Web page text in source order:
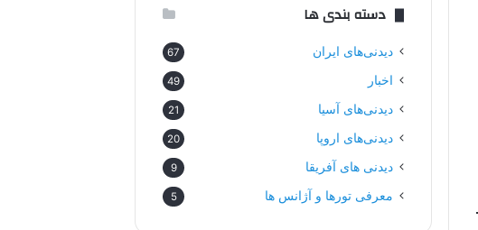
دسته بندی ها
دیدنی‌های ایران 67
اخبار 49
دیدنی‌های آسیا 21
دیدنی‌های اروپا 20
دیدنی های آفریقا 9
معرفی تورها و آژانس ها 5